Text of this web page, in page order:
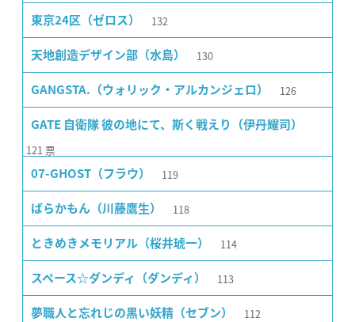
東京24区（ゼロス） 132
天地創造デザイン部（水島） 130
GANGSTA.（ウォリック・アルカンジェロ） 126
GATE 自衛隊 彼の地にて、斯く戦えり（伊丹耀司）
121 票
07-GHOST（フラウ） 119
ばらかもん（川藤鷹生） 118
ときめきメモリアル（桜井琥一） 114
スペース☆ダンディ（ダンディ） 113
夢職人と忘れじの黒い妖精（セブン） 112